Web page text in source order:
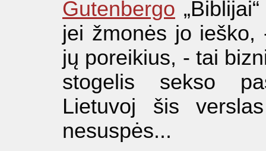
Gutenbergo
jei žmonės jo
jų poreikius, - tai
stogelis sekso
Lietuvoj šis
nesuspės...